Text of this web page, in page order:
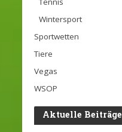
Wintersport
Sportwetten
Tiere
Vegas
WSOP
Aktuelle Beiträge